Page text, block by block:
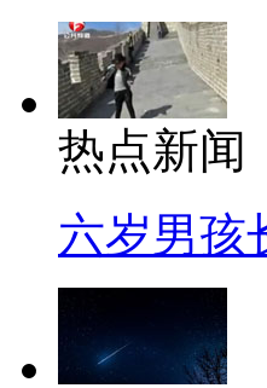
热点新闻
六岁男孩